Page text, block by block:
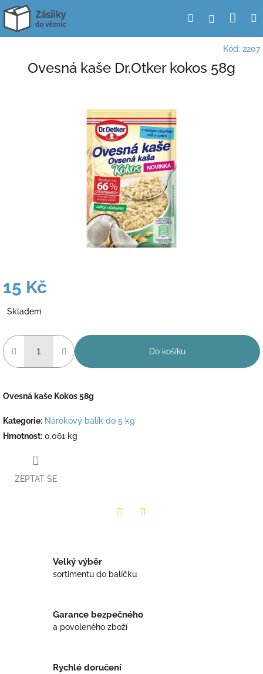
Přejít
obsah
HledatPřihlášení
Kód: 2207
Ovesná kaše Dr.Otker kokos 58g
15 Kč
cena:
Skladem
Do košíku
Ovesná kaše Kokos 58g
Kategorie: Nárokový balík do 5 kg
Hmotnost: 0.061 kg
ZEPTAT SE
Velký výběr
sortimentu do balíčku
Garance bezpečného
a povoleného zboží
Rychlé doručení